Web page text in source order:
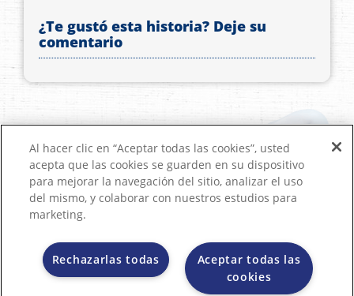
¿Te gustó esta historia? Deje su
comentario
Al hacer clic en “Aceptar todas las cookies”, usted
acepta que las cookies se guarden en su dispositivo
para mejorar la navegación del sitio, analizar el uso
del mismo, y colaborar con nuestros estudios para
marketing.
Aceptar todas las
cookies
Rechazarlas todas